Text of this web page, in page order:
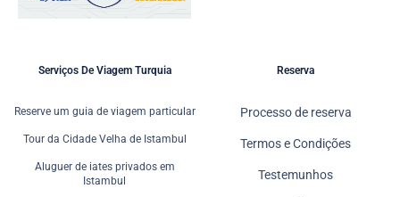
Serviços De Viagem Turquia
Reserve um guia de viagem particular
Tour da Cidade Velha de Istambul
Aluguer de iates privados em
Istambul
Reserva
Processo de reserva
Termos e Condições
Testemunhos